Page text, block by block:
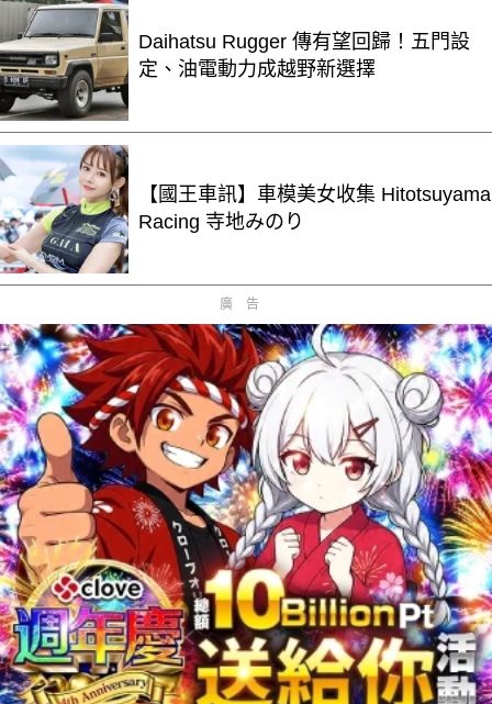
Daihatsu Rugger 傳有望回歸！五門設
定、油電動力成越野新選擇
【國王車訊】車模美女收集 Hitotsuyama
Racing 寺地みのり
廣告